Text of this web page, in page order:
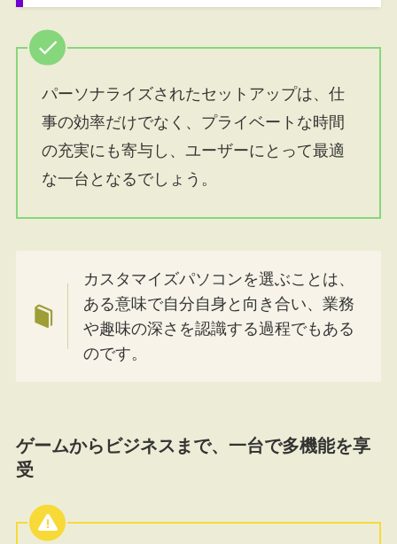
パーソナライズされたセットアップは、仕
事の効率だけでなく、プライベートな時間
の充実にも寄与し、ユーザーにとって最適
な一台となるでしょう。
カスタマイズパソコンを選ぶことは、
ある意味で自分自身と向き合い、業務
や趣味の深さを認識する過程でもある
のです。
ゲームからビジネスまで、一台で多機能を享
受